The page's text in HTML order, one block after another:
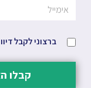
ברצוני לקבל
קבלו